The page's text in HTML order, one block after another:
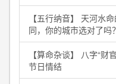
【五行纳音】 天河水
同，你的城市选对了吗？
【算命杂谈】 八字“
节日情结